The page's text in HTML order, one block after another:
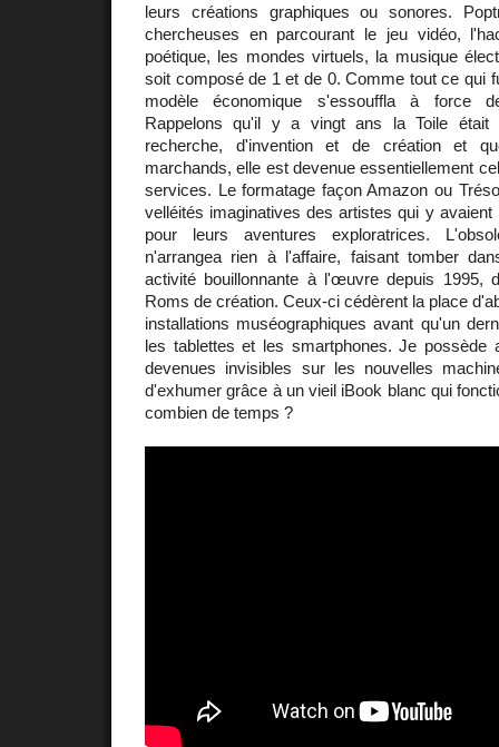
leurs créations graphiques ou sonores.
chercheuses en parcourant le jeu vidéo,
poétique, les mondes virtuels, la musique
soit composé de 1 et de 0. Comme tout ce qui
modèle économique s'essouffla à force
Rappelons qu'il y a vingt ans la Toile
recherche, d'invention et de création et
marchands, elle est devenue essentiellement
services. Le formatage façon Amazon ou
velléités imaginatives des artistes qui y avaient
pour leurs aventures exploratrices.
n'arrangea rien à l'affaire, faisant tomber
activité bouillonnante à l'œuvre depuis 1995,
Roms de création. Ceux-ci cédèrent la place
installations muséographiques avant qu'un
les tablettes et les smartphones. Je possède
devenues invisibles sur les nouvelles
d'exhumer grâce à un vieil iBook blanc qui
combien de temps ?